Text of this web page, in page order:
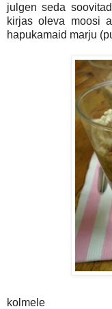
julgen seda
kirjas oleva moosi
hapukamaid marju
kolmele